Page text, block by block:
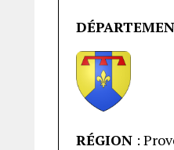
RÉGION :